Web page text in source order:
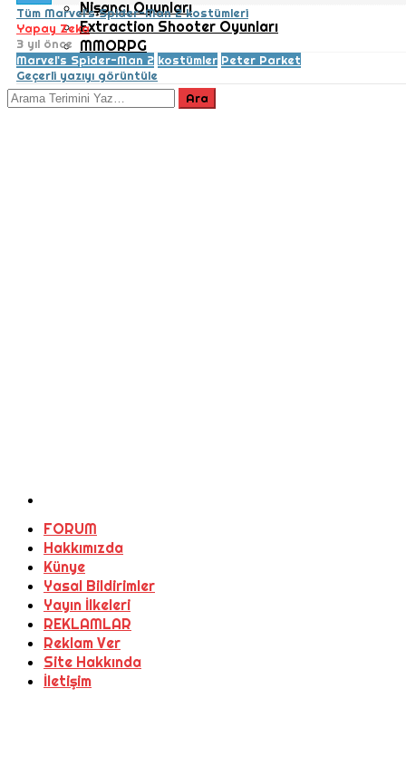
Nişancı Oyunları
Extraction Shooter Oyunları
MMORPG
Tüm Marvel's Spider-Man 2 kostümleri
Yapay Zeka
3 yıl önce
Marvel's Spider-Man 2 kostümler Peter Parket
Geçerli yazıyı görüntüle
FORUM
Hakkımızda
Künye
Yasal Bildirimler
Yayın İlkeleri
REKLAMLAR
Reklam Ver
Site Hakkında
İletişim